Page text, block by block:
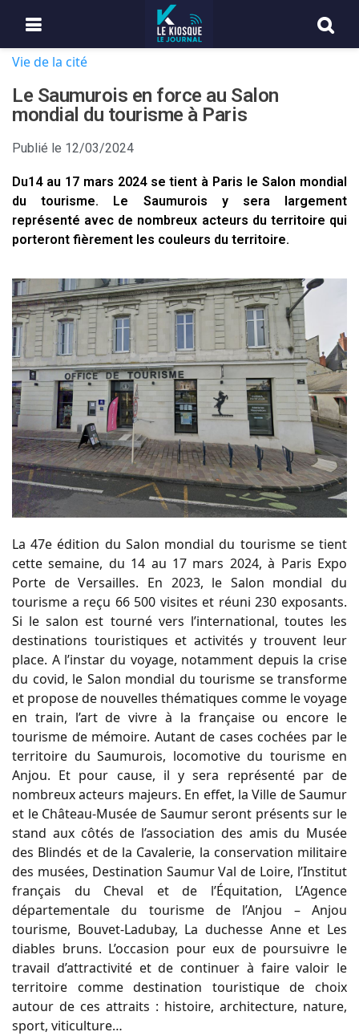
Vie de la cité
Le Saumurois en force au Salon
mondial du tourisme à Paris
Publié le 12/03/2024
Du14 au 17 mars 2024 se tient à Paris le Salon mondial
du tourisme. Le Saumurois y sera largement
représenté avec de nombreux acteurs du territoire qui
porteront fièrement les couleurs du territoire.
La 47e édition du Salon mondial du tourisme se tient
cette semaine, du 14 au 17 mars 2024, à Paris Expo
Porte de Versailles. En 2023, le Salon mondial du
tourisme a reçu 66 500 visites et réuni 230 exposants.
Si le salon est tourné vers l’international, toutes les
destinations touristiques et activités y trouvent leur
place. A l’instar du voyage, notamment depuis la crise
du covid, le Salon mondial du tourisme se transforme
et propose de nouvelles thématiques comme le voyage
en train, l’art de vivre à la française ou encore le
tourisme de mémoire. Autant de cases cochées par le
territoire du Saumurois, locomotive du tourisme en
Anjou. Et pour cause, il y sera représenté par de
nombreux acteurs majeurs. En effet, la Ville de Saumur
et le Château-Musée de Saumur seront présents sur le
stand aux côtés de l’association des amis du Musée
des Blindés et de la Cavalerie, la conservation militaire
des musées, Destination Saumur Val de Loire, l’Institut
français du Cheval et de l’Équitation, L’Agence
départementale du tourisme de l’Anjou – Anjou
tourisme, Bouvet-Ladubay, La duchesse Anne et Les
diables bruns. L’occasion pour eux de poursuivre le
travail d’attractivité et de continuer à faire valoir le
territoire comme destination touristique de choix
autour de ces attraits : histoire, architecture, nature,
sport, viticulture…